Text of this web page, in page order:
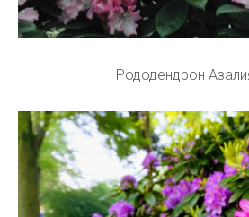
Рододендрон